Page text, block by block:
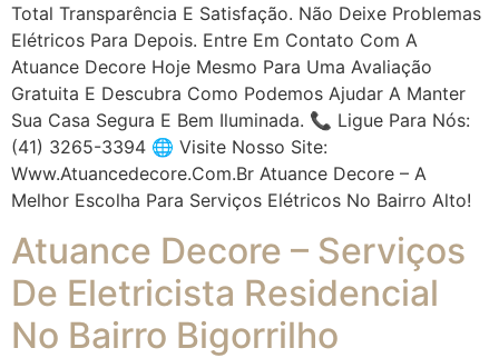
Total Transparência E Satisfação. Não Deixe Problemas
Elétricos Para Depois. Entre Em Contato Com A
Atuance Decore Hoje Mesmo Para Uma Avaliação
Gratuita E Descubra Como Podemos Ajudar A Manter
Sua Casa Segura E Bem Iluminada. 📞 Ligue Para Nós:
(41) 3265-3394 🌐 Visite Nosso Site:
Www.atuancedecore.com.br Atuance Decore – A
Melhor Escolha Para Serviços Elétricos No Bairro Alto!
Atuance Decore – Serviços
De Eletricista Residencial
No Bairro Bigorrilho